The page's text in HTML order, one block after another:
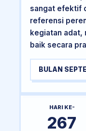
sangat efektif
referensi
kegiatan adat,
baik secara
BULAN
HARI KE-
267